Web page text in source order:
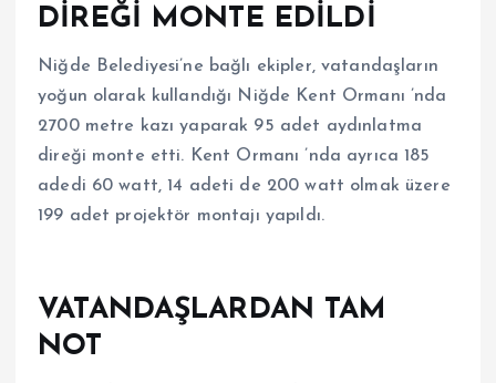
DİREĞİ MONTE EDİLDİ
Niğde Belediyesi’ne bağlı ekipler, vatandaşların
yoğun olarak kullandığı Niğde Kent Ormanı ’nda
2700 metre kazı yaparak 95 adet aydınlatma
direği monte etti. Kent Ormanı ’nda ayrıca 185
adedi 60 watt, 14 adeti de 200 watt olmak üzere
199 adet projektör montajı yapıldı.
VATANDAŞLARDAN TAM
NOT